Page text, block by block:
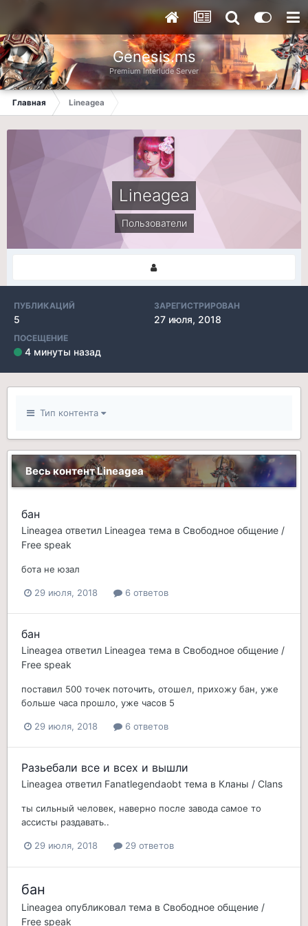
Genesis.ms
Premium Interlude Server
Главная Lineagea
Lineagea
Пользователи
ПУБЛИКАЦИЙ
5
ЗАРЕГИСТРИРОВАН
27 июля, 2018
ПОСЕЩЕНИЕ
4 минуты назад
Тип контента
Весь контент Lineagea
бан
Lineagea ответил Lineagea тема в Свободное общение /
Free speak
бота не юзал
29 июля, 2018 6 ответов
бан
Lineagea ответил Lineagea тема в Свободное общение /
Free speak
поставил 500 точек поточить, отошел, прихожу бан, уже
больше часа прошло, уже часов 5
29 июля, 2018 6 ответов
Разьебали все и всех и вышли
Lineagea ответил Fanatlegendaobt тема в Кланы / Clans
ты сильный человек, наверно после завода самое то
ассисты раздавать..
29 июля, 2018 29 ответов
бан
Lineagea опубликовал тема в Свободное общение /
Free speak